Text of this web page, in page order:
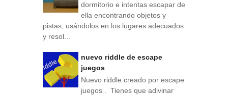
dormitorio e intentas escapar de
ella encontrando objetos y
pistas, usándolos en los lugares adecuados
y resol...
nuevo riddle de escape
juegos
Nuevo riddle creado por escape
juegos . Tienes que adivinar